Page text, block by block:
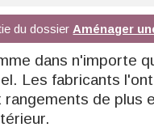
du dossier Aménager
dans n'importe
Les fabricants
de plus